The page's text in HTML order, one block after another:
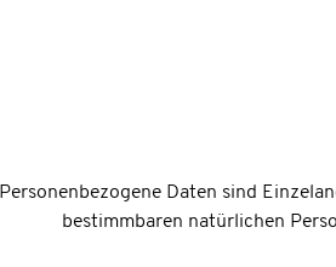
Personenbezogene Daten sind
bestimmbaren natürlichen